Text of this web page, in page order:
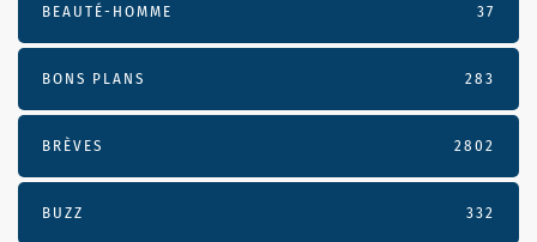
BEAUTÉ-HOMME 37
BONS PLANS 283
BRÈVES 2802
BUZZ 332